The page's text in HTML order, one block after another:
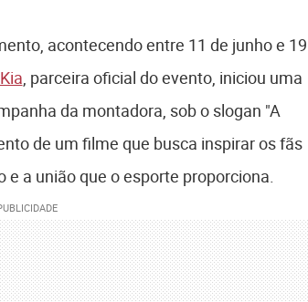
acontecendo entre 11 de junho e 19
Kia, parceira oficial do evento, iniciou uma
da montadora, sob o slogan "A
de um filme que busca inspirar os fãs
a união que o esporte proporciona.